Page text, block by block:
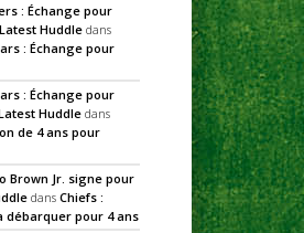
: Échange pour
Huddledans
: Échange pour
: Échange pour
Huddle dans
de 4 ans pour
Brown Jr. signe pour
dansChiefs :
débarquer pour 4 ans